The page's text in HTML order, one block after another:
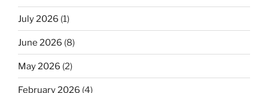
July 2026 (1)
June 2026 (8)
May 2026 (2)
February 2026 (4)